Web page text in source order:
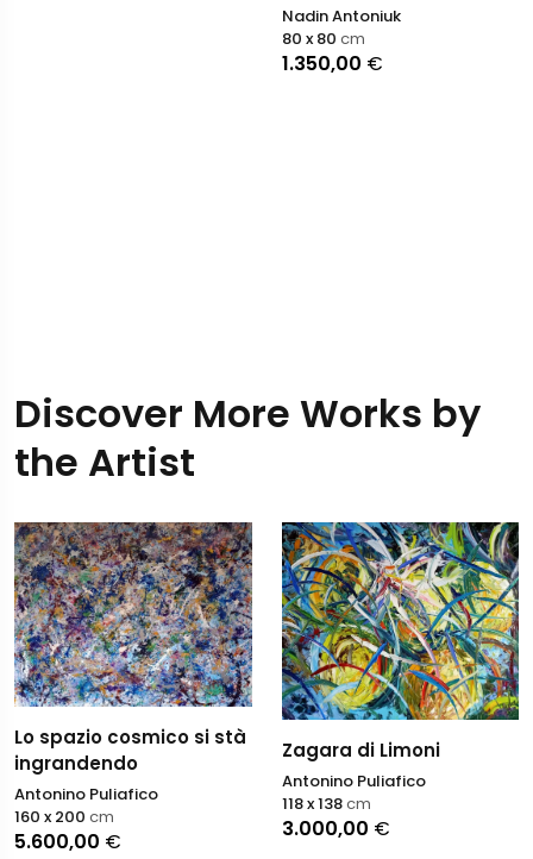
Nadin Antoniuk
1.350,00 €
80 x 80 cm
Discover More Works by
the Artist
Lo spazio cosmico si stà
ingrandendo
Antonino Puliafico
5.600,00 €
160 x 200 cm
Zagara di Limoni
Antonino Puliafico
3.000,00 €
118 x 138cm